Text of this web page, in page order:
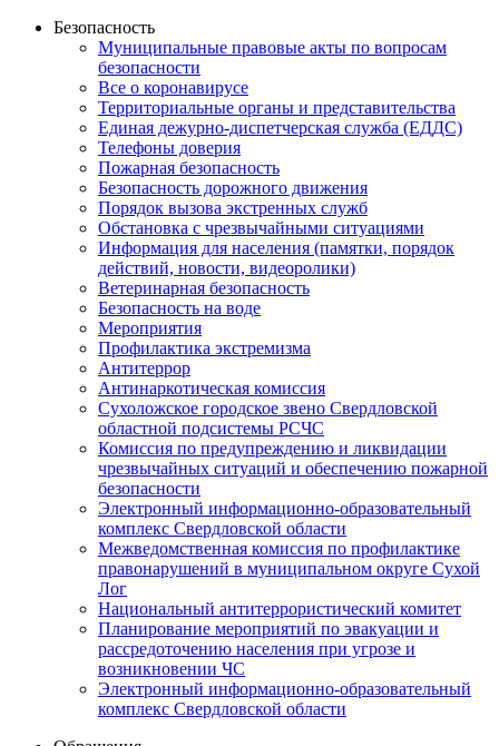
Безопасность
Муниципальные правовые акты по вопросам
безопасности
Все о коронавирусе
Территориальные органы и представительства
Единая дежурно-диспетчерская служба (ЕДДС)
Телефоны доверия
Пожарная безопасность
Безопасность дорожного движения
Порядок вызова экстренных служб
Обстановка с чрезвычайными ситуациями
Информация для населения (памятки, порядок
действий, новости, видеоролики)
Ветеринарная безопасность
Безопасность на воде
Мероприятия
Профилактика экстремизма
Антитеррор
Антинаркотическая комиссия
Сухоложское городское звено Свердловской
областной подсистемы РСЧС
Комиссия по предупреждению и ликвидации
чрезвычайных ситуаций и обеспечению пожарной
безопасности
Электронный информационно-образовательный
комплекс Cвердловской области
Межведомственная комиссия по профилактике
правонарушений в муниципальном округе Сухой
Лог
Национальный антитеррористический комитет
Планирование мероприятий по эвакуации и
рассредоточению населения при угрозе и
возникновении ЧС
Электронный информационно-образовательный
комплекс Свердловской области